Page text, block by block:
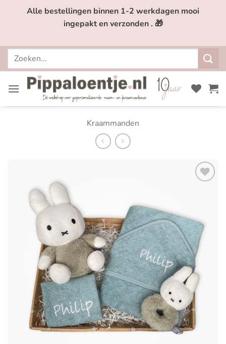
Alle bestellingen binnen 1-2 werkdagen mooi
ingepakt en verzonden . 🎁
Zoeken
Kraammanden